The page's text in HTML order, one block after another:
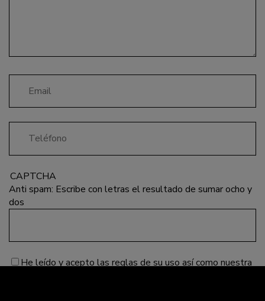
CAPTCHA
Anti spam: Escribe con letras el resultado de sumar ocho y
dos
Privacidad
He leído y acepto las reglas de su uso así como nuestra